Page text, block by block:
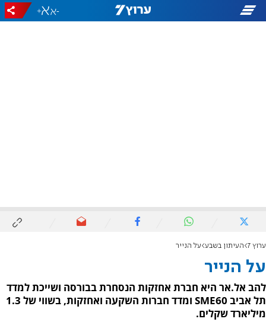
-
+
ערוץ 7 העיתון בשבע על הנייר
על הנייר
להב אל.אר היא חברת אחזקות הנסחרת בבורסה ושייכת למדד
תל אביב SME60 ומדד חברות השקעה ואחזקות, בשווי של 1.3
מיליארד שקלים.